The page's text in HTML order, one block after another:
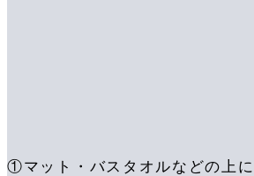
①マット・バスタオルなどの上